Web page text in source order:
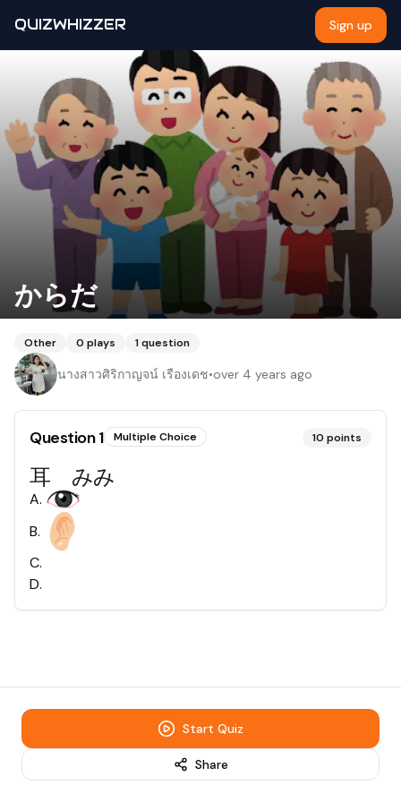
QUIZWHIZZER Sign up
からだ
Other 0 plays 1question
นางสาวศิริกาญจน์ เรืองเดช•over 4 years ago
Question1 Multiple Choice 10 points
耳 みみ
A.
B.
C.
D.
Start Quiz
Share